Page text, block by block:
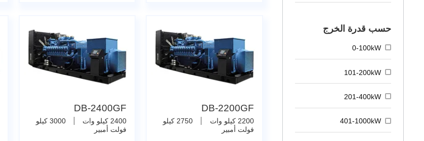
DB-2200GF
2200 كيلو وات
2750 كيلو
فولت أمبير
DB-2400GF
2400 كيلو وات
3000 كيلو
فولت أمبير
حسب قدرة الخرج
0-100kW
101-200kW
201-400kW
401-1000kW